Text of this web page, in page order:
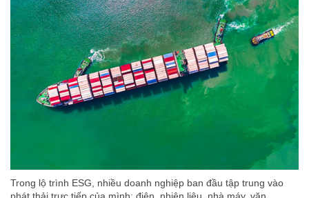
Trong lộ trình ESG, nhiều doanh nghiệp ban đầu tập trung vào